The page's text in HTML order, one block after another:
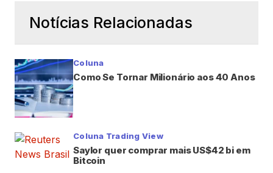
Notícias Relacionadas
Coluna
Como Se Tornar Milionário aos 40 Anos
Coluna Trading View
Saylor quer comprar mais US$42 bi em
Bitcoin